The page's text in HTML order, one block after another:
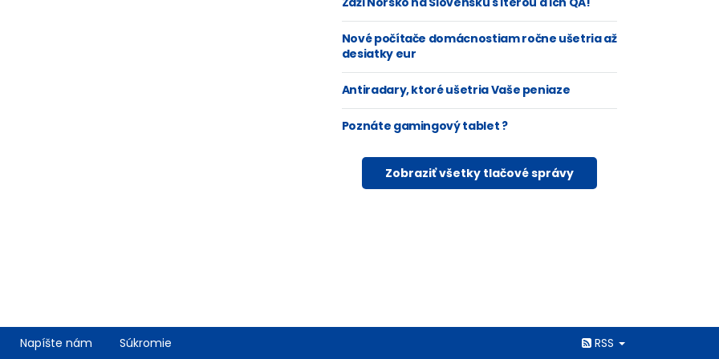
Nové počítače domácnostiam ročne ušetria až
desiatky eur
Antiradary, ktoré ušetria Vaše peniaze
Poznáte gamingový tablet ?
Zobraziť všetky tlačové správy
Napíšte nám Súkromie RSS